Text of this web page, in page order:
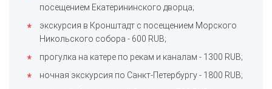
посещением Екатерининского дворца;
экскурсия в Кронштадт с посещением Морского
Никольского собора - 600 RUB;
прогулка на катере по рекам и каналам - 1300 RUB;
ночная экскурсия по Санкт-Петербургу - 1800 RUB;